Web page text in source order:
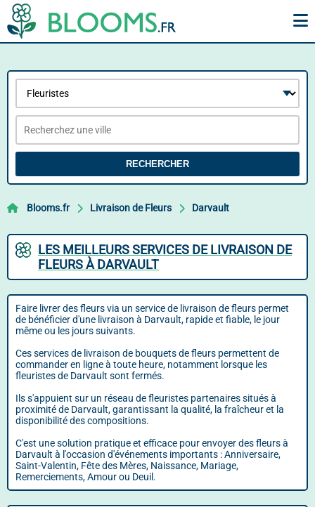
RECHERCHER
Blooms.fr Livraison de Fleurs Darvault
LES MEILLEURS SERVICES DE LIVRAISON DE
FLEURS À DARVAULT
Faire livrer des fleurs via un service de livraison de fleurs permet
de bénéficier d'une livraison à Darvault, rapide et fiable, le jour
même ou les jours suivants.
Ces services de livraison de bouquets de fleurs permettent de
commander en ligne à toute heure, notamment lorsque les
fleuristes de Darvault sont fermés.
Ils s'appuient sur un réseau de fleuristes partenaires situés à
proximité de Darvault, garantissant la qualité, la fraîcheur et la
disponibilité des compositions.
C'est une solution pratique et efficace pour envoyer des fleurs à
Darvault à l'occasion d'événements importants : Anniversaire,
Saint-Valentin, Fête des Mères, Naissance, Mariage,
Remerciements, Amour ou Deuil.